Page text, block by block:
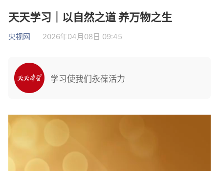
天天学习｜以自然之道 养万物之生
央视网 2026年04月08日 09:45
学习使我们永葆活力